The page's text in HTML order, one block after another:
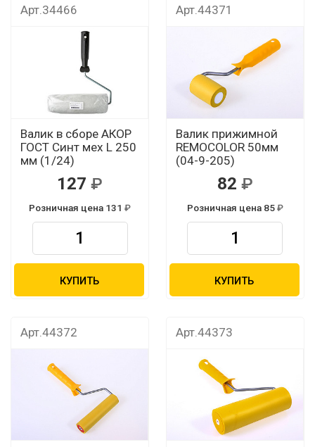
Арт.34466
Валик в сборе АКОР
ГОСТ Синт мех L 250
мм (1/24)
127
Розничная цена 131
КУПИТЬ
Арт.44371
Валик прижимной
REMOCOLOR 50мм
(04-9-205)
82
Розничная цена 85
КУПИТЬ
Арт.44372 Арт.44373